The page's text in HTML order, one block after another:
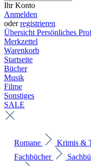
Ihr Konto
Anmelden
oderregistrieren
Übersicht Persönliches
Merkzettel
Warenkorb
Startseite
Bücher
Musik
Filme
Sonstiges
SALE
Romane Krimis &
Fachbücher